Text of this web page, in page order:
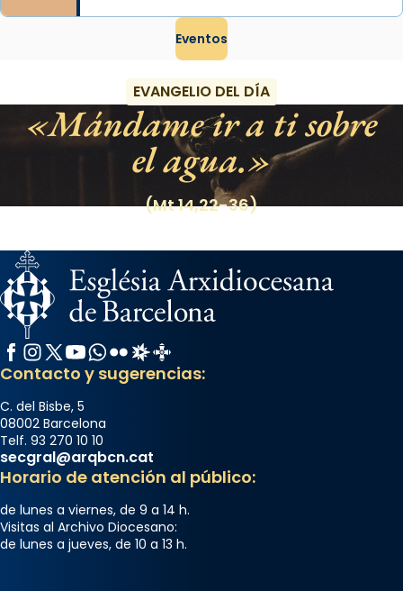
Eventos
EVANGELIO DEL DÍA
Mándame ir a ti sobre
el agua.
(Mt 14,22-36)
Facebook
Instagram
X / Twitter
YouTube
WhatsApp
FlickrRadio Estel
Catalunya Cristiana
Contacto y sugerencias:
C. del Bisbe, 5
08002 Barcelona
Telf. 93 270 10 10
secgral@arqbcn.cat
Horario de atención al público:
de lunes a viernes, de 9 a 14 h.
Visitas al Archivo Diocesano:
de lunes a jueves, de 10 a 13 h.